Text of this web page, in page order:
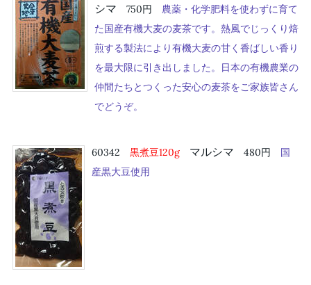
シマ 750円 農薬・化学肥料を使わずに育て
た国産有機大麦の麦茶です。熱風でじっくり焙
煎する製法により有機大麦の甘く香ばしい香り
を最大限に引き出しました。日本の有機農業の
仲間たちとつくった安心の麦茶をご家族皆さん
でどうぞ。
60342 黒煮豆120g マルシマ 480円 国
産黒大豆使用